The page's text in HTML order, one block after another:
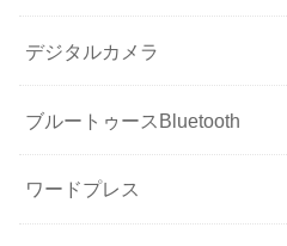
デジタルカメラ
ブルートゥースBluetooth
ワードプレス